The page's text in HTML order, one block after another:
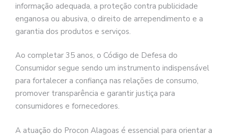
informação adequada, a proteção contra publicidade
enganosa ou abusiva, o direito de arrependimento e a
garantia dos produtos e serviços.
Ao completar 35 anos, o Código de Defesa do
Consumidor segue sendo um instrumento indispensável
para fortalecer a confiança nas relações de consumo,
promover transparência e garantir justiça para
consumidores e fornecedores.
A atuação do Procon Alagoas é essencial para orientar a